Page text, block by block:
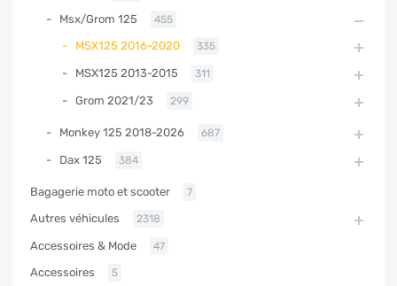
Msx/Grom 125 455
MSX125 2016-2020 335
MSX125 2013-2015 311
Grom 2021/23 299
Monkey 125 2018-2026 687
Dax 125 384
Bagagerie moto et scooter 7
Autres véhicules 2318
Accessoires & Mode 47
Accessoires 5